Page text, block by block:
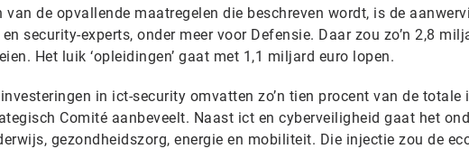
van de opvallende maatregelen die beschreven wordt, is de
en security-experts, onder meer voor Defensie. Daar zou zo’n 2,8
Het luik ‘opleidingen’ gaat met 1,1 miljard euro lopen.
in ict-security omvatten zo’n tien procent van de totale
Comité aanbeveelt. Naast ict en cyberveiligheid gaat het
gezondheidszorg, energie en mobiliteit. Die injectie zou de